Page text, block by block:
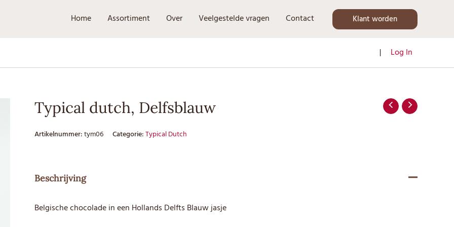
Home Assortiment Over Veelgestelde vragen Contact Klant worden
Log In
Typical dutch, Delfsblauw
Artikelnummer:tym06 Categorie:Typical Dutch
Beschrijving
Belgische chocolade in een Hollands Delfts Blauw jasje